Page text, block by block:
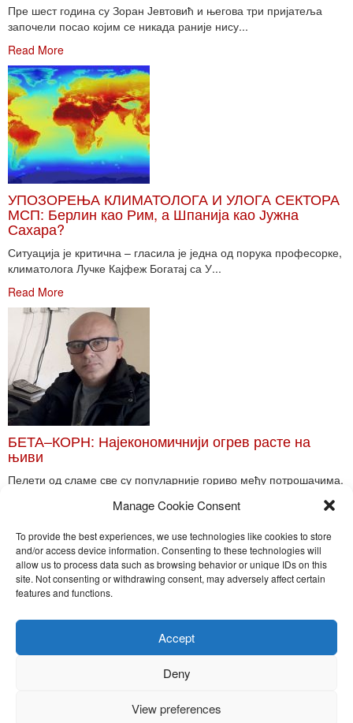
Manage Cookie Consent
To provide the best experiences, we use technologies like cookies to store
and/or access device information. Consenting to these technologies will
allow us to process data such as browsing behavior or unique IDs on this
site. Not consenting or withdrawing consent, may adversely affect certain
features and functions.
Accept
Deny
View preferences
Пре шест година су Зоран Јевтовић и његова три пријатеља
започели посао којим се никада раније нису...
Read More
УПОЗОРЕЊА КЛИМАТОЛОГА И УЛОГА СЕКТОРА
МСП: Берлин као Рим, а Шпанија као Јужна
Сахара?
Ситуација је критична – гласила је једна од порука професорке,
климатолога Лучке Кајфеж Богатај са У...
Read More
БЕТА–КОРН: Најекономичнији огрев расте на
њиви
Пелети од сламе све су популарније гориво међу потрошачима.
Toggle
Nira Press d.o.o.
Sadržaj ovog sajta je zakonom zaštićena intelektualna svojina
kopiranje, objavljivanje celine ili delova bilo kog proizvoda NiraPress